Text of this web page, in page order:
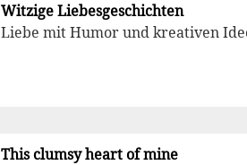
Witzige Liebesgeschichten
Liebe mit Humor und kreativen
This clumsy heart of mine